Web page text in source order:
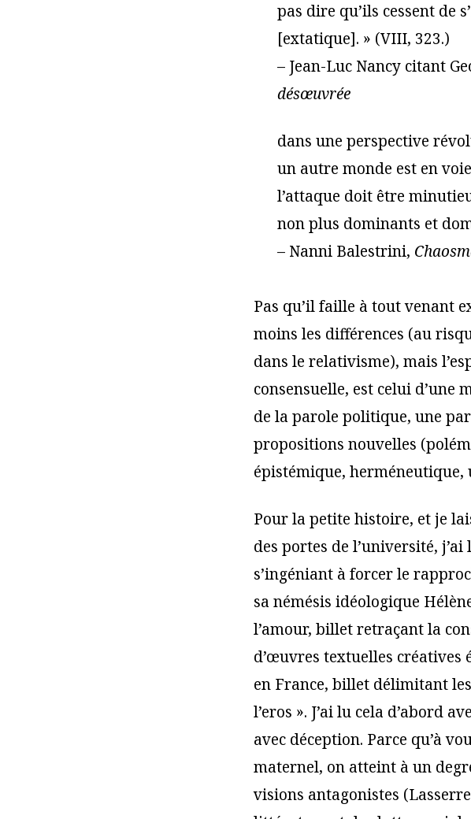
pas dire qu’ils cessent de
[extatique]. » (VIII, 323.)
– Jean-Luc Nancy citant
désœuvrée
dans une perspective
un autre monde est en
l’attaque doit être
non plus dominants et
– Nanni Balestrini,
Pas qu’il faille à tout venant
moins les différences (au
dans le relativisme), mais
consensuelle, est celui d’une
de la parole politique, une
propositions nouvelles
épistémique,
Pour la petite histoire, et je
des portes de l’université,
s’ingéniant à forcer le
sa némésis idéologique
l’amour, billet retraçant la
d’œuvres textuelles créatives
en France, billet délimitant
l’eros ». J’ai lu cela d’abord
avec déception. Parce qu’à
maternel, on atteint à un
visions antagonistes